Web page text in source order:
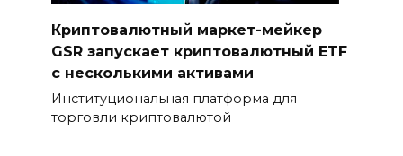
Криптовалютный маркет-мейкер
GSR запускает криптовалютный ETF
с несколькими активами
Институциональная платформа для
торговли криптовалютой